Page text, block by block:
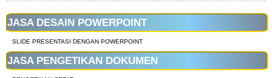
JASA DESAIN POWERPOINT
SLIDE PRESENTASI DENGAN POWERPOINT
JASA PENGETIKAN DOKUMEN